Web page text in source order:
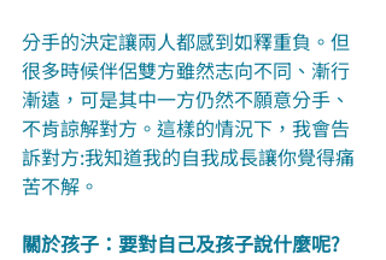
分手的決定讓兩人都感到如釋重負。但
很多時候伴侶雙方雖然志向不同、漸行
漸遠，可是其中一方仍然不願意分手、
不肯諒解對方。這樣的情況下，我會告
訴對方:我知道我的自我成長讓你覺得痛
苦不解。
關於孩子：要對自己及孩子說什麼呢?